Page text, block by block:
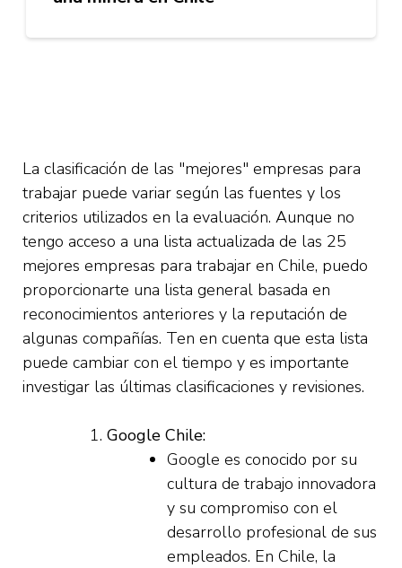
La clasificación de las "mejores" empresas para
trabajar puede variar según las fuentes y los
criterios utilizados en la evaluación. Aunque no
tengo acceso a una lista actualizada de las 25
mejores empresas para trabajar en Chile, puedo
proporcionarte una lista general basada en
reconocimientos anteriores y la reputación de
algunas compañías. Ten en cuenta que esta lista
puede cambiar con el tiempo y es importante
investigar las últimas clasificaciones y revisiones.
Google Chile:
Google es conocido por su
cultura de trabajo innovadora
y su compromiso con el
desarrollo profesional de sus
empleados. En Chile, la